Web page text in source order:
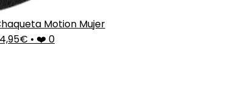
Motion Mujer
• ❤️ 0